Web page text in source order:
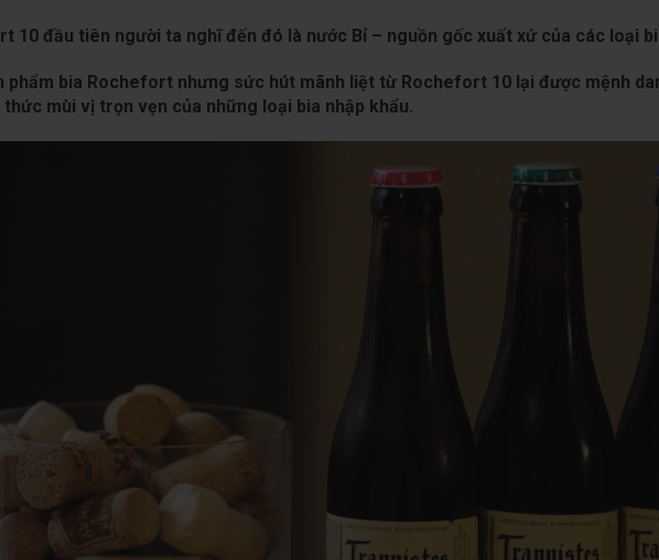
10 đầu tiên người ta nghĩ đến đó là nước Bỉ – nguồn gốc xuất xứ của các loại
phẩm bia Rochefort nhưng sức hút mãnh liệt từ Rochefort 10 lại được mệnh
mùi vị trọn vẹn của những loại bia nhập khẩu.